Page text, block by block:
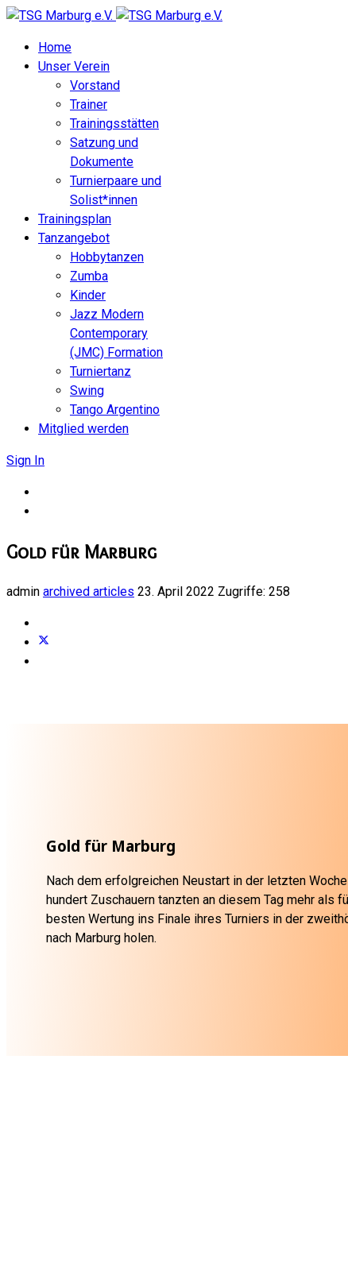
Home
Unser Verein
Vorstand
Trainer
Trainingsstätten
Satzung und
Dokumente
Turnierpaare und
Solist*innen
Trainingsplan
Tanzangebot
Hobbytanzen
Zumba
Kinder
Jazz Modern
Contemporary
(JMC) Formation
Turniertanz
Swing
Tango Argentino
Mitglied werden
Sign In
Gold für Marburg
admin archived articles 23. April 2022 Zugriffe: 258
Gold für Marburg
Nach dem erfolgreichen Neustart in der letzten
hundert Zuschauern tanzten an diesem Tag mehr als
besten Wertung ins Finale ihres Turniers in der
nach Marburg holen.